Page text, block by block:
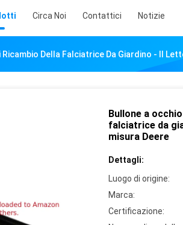
Circa Noi Contattici Notizie
Ricambio Della Falciatrice Da Giardino - Il
Bullone a
falciatrice da
misura Deere
Dettagli:
Luogo di origine:
Marca:
Certificazione: